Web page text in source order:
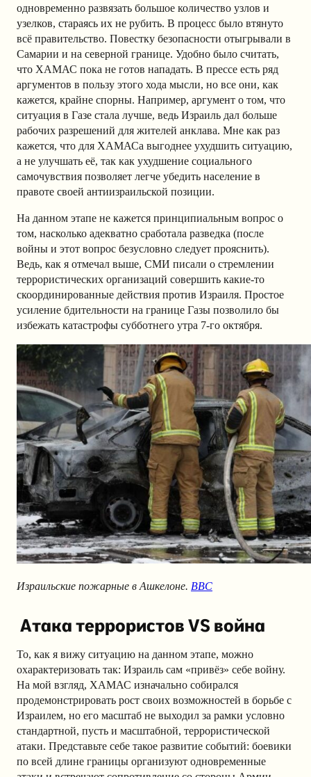
одновременно развязать большое количество узлов и
узелков, стараясь их не рубить. В процесс было втянуто
всё правительство. Повестку безопасности отыгрывали в
Самарии и на северной границе. Удобно было считать,
что ХАМАС пока не готов нападать. В прессе есть ряд
аргументов в пользу этого хода мысли, но все они, как
кажется, крайне спорны. Например, аргумент о том, что
ситуация в Газе стала лучше, ведь Израиль дал больше
рабочих разрешений для жителей анклава. Мне как раз
кажется, что для ХАМАСа выгоднее ухудшить ситуацию,
а не улучшать её, так как ухудшение социального
самочувствия позволяет легче убедить население в
правоте своей антиизраильской позиции.
На данном этапе не кажется принципиальным вопрос о
том, насколько адекватно сработала разведка (после
войны и этот вопрос безусловно следует прояснить).
Ведь, как я отмечал выше, СМИ писали о стремлении
террористических организаций совершить какие-то
скоординированные действия против Израиля. Простое
усиление бдительности на границе Газы позволило бы
избежать катастрофы субботнего утра 7-го октября.
Израильские пожарные в Ашкелоне. BBC
Атака террористов VS война
То, как я вижу ситуацию на данном этапе, можно
охарактеризовать так: Израиль сам «привёз» себе войну.
На мой взгляд, ХАМАС изначально собирался
продемонстрировать рост своих возможностей в борьбе с
Израилем, но его масштаб не выходил за рамки условно
стандартной, пусть и масштабной, террористической
атаки. Представьте себе такое развитие событий: боевики
по всей длине границы организуют одновременные